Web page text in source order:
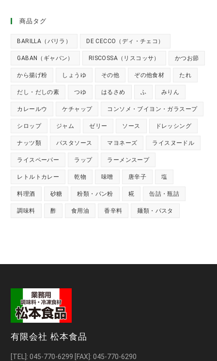
商品タグ
BARILLA（バリラ） DE CECCO（ディ・チェコ）
GABAN（ギャバン） RISCOSSA（リスコッサ） かつお節
から揚げ粉 しょうゆ その他 ぞの他食材 たれ
だし・だしの素 つゆ はるさめ ふ みりん
カレールウ ケチャップ コンソメ・ブイヨン・ガラスープ
シロップ ジャム ゼリー ソース ドレッシング
ナッツ類 パスタソース マヨネーズ ライスヌードル
ライスペーパー ラップ ラーメンスープ
レトルトカレー 乾物 味噌 唐辛子 塩
料理酒 砂糖 粉類・パン粉 糀 缶詰・瓶詰
調味料 酢 食用油 香辛料 麺類・パスタ
有限会社 松本食品
[TEL]:045-770-6299 [FAX]: 045-770-6290